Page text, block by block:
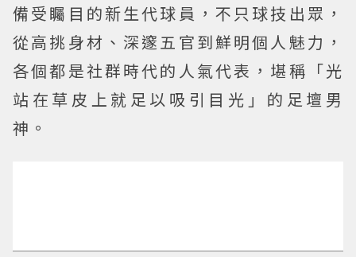
備受矚目的新生代球員，不只球技出眾，
從高挑身材、深邃五官到鮮明個人魅力，
各個都是社群時代的人氣代表，堪稱「光
站在草皮上就足以吸引目光」的足壇男
神。